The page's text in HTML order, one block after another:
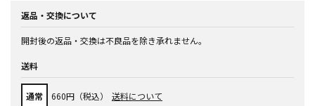
返品・交換について
開封後の返品・交換は不良品を除き承れません。
送料
通常 660円（税込） 送料について